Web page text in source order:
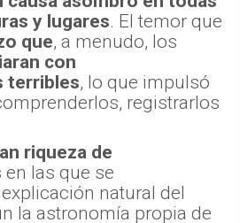
y lugares. El temor que
que, a menudo, los
con
terribles, lo que impulsó
registrarlos
riqueza de
en las que se
natural del
la astronomía propia de